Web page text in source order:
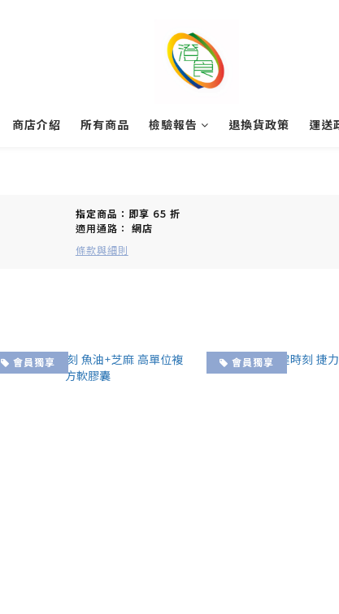
商店介紹 所有商品 檢驗報告 退換貨政策 運送
指定商品：即享 65 折
適用通路： 網店
條款與細則
會員獨享 會員獨享